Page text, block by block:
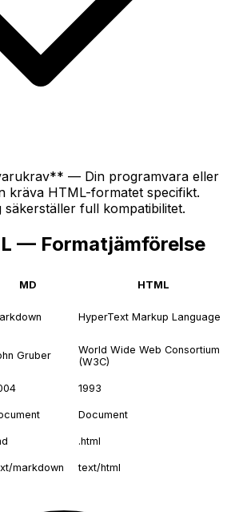
— Din programvara eller
kräva HTML-formatet specifikt.
säkerställer full kompatibilitet.
— Formatjämförelse
MD HTML
HyperText Markup Language
Gruber
World Wide Web Consortium
(W3C)
1993
Document
.html
markdown text/html